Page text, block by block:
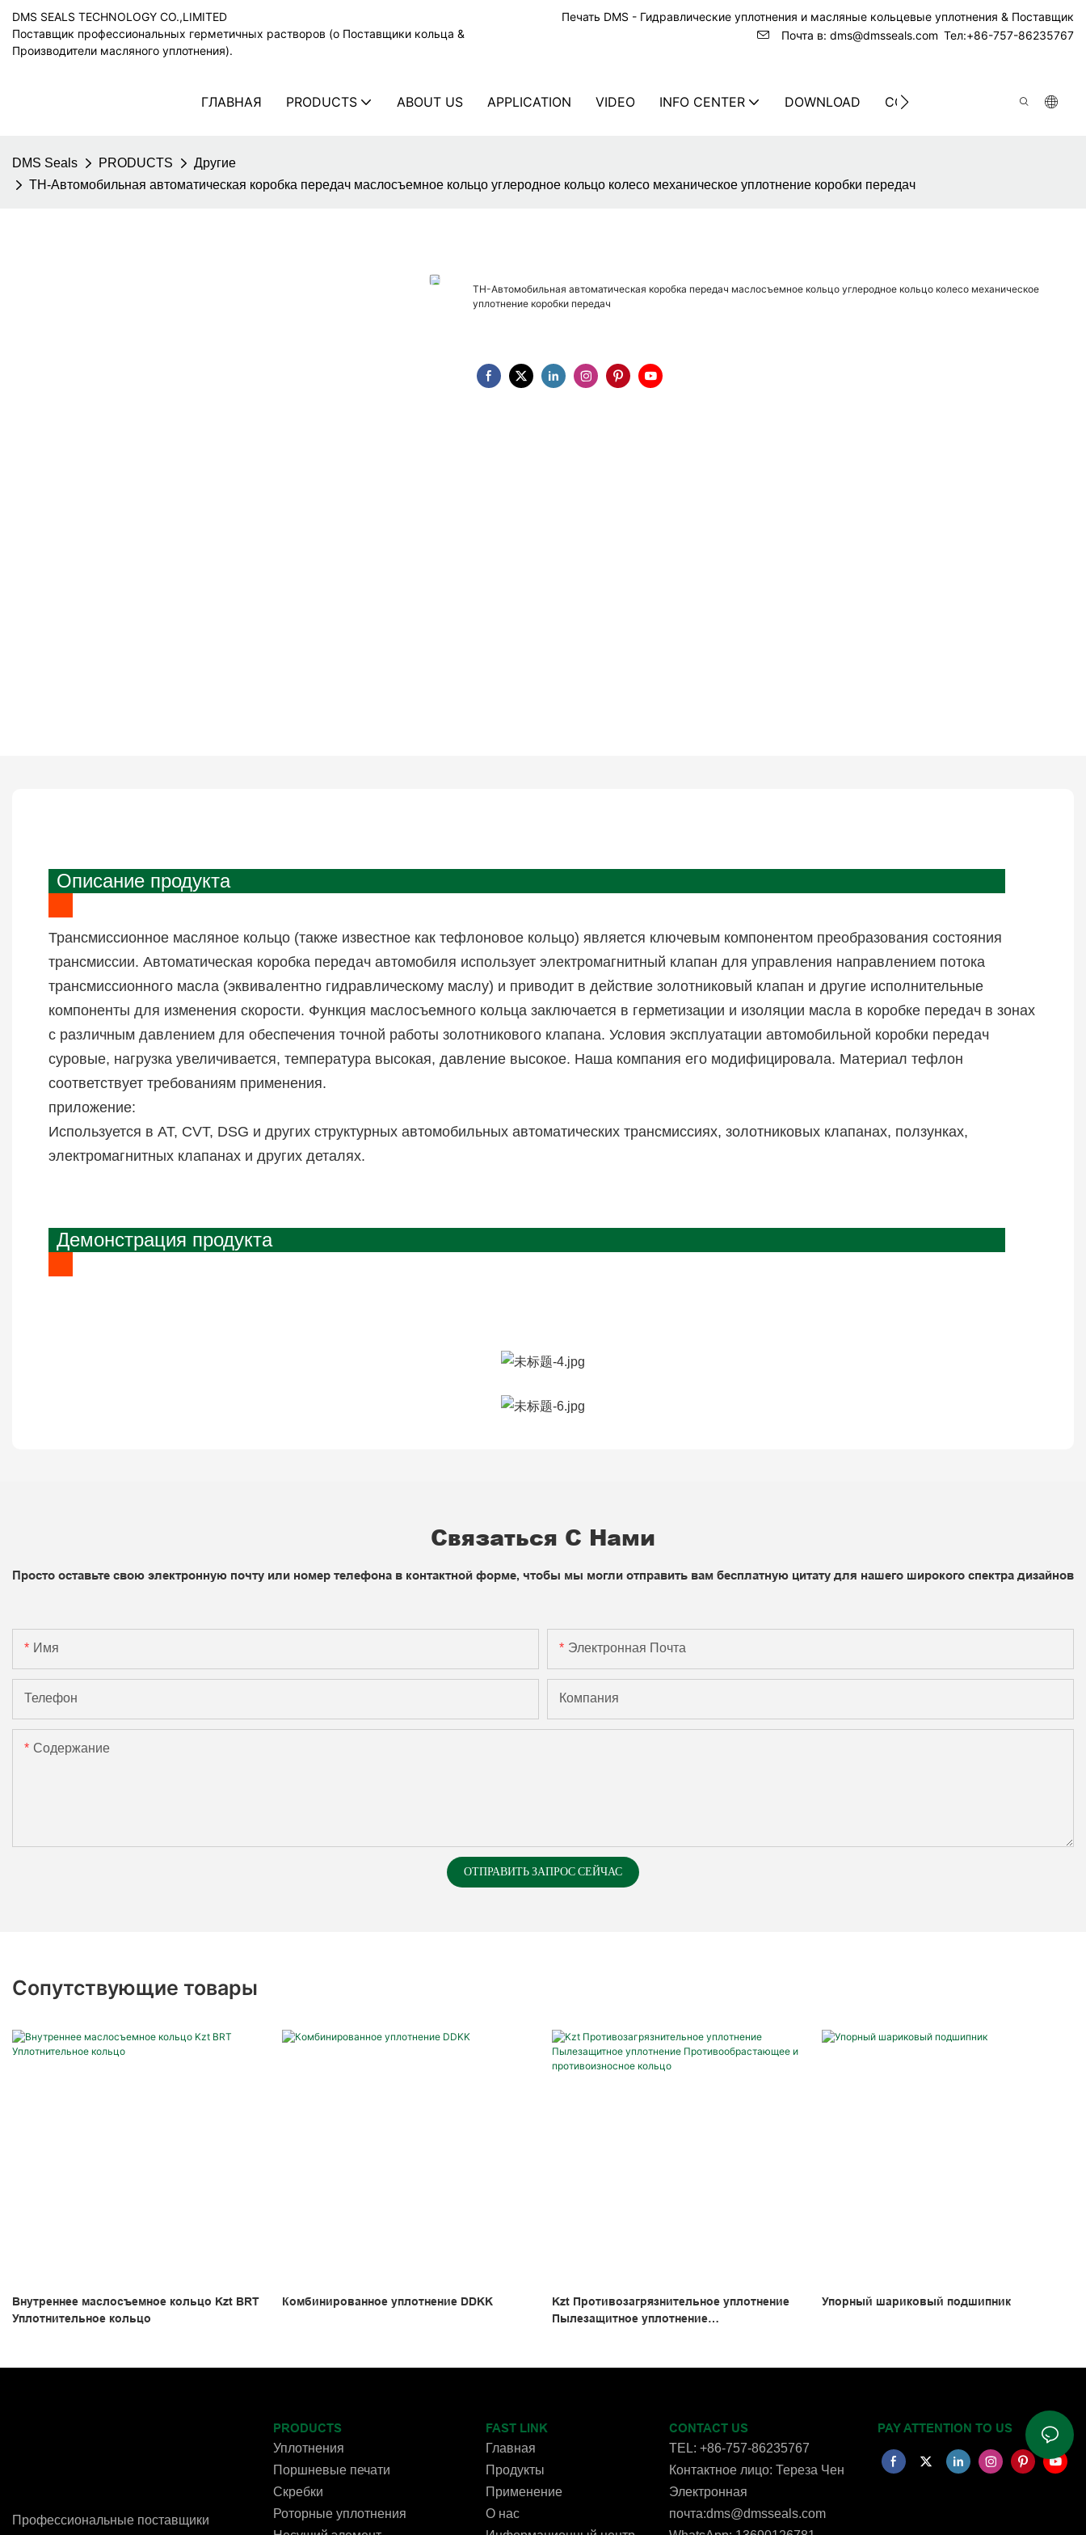
DMS SEALS TECHNOLOGY CO.,LIMITED
Поставщик профессиональных герметичных растворов (o Поставщики кольца &
Производители масляного уплотнения).
Печать DMS - Гидравлические уплотнения и масляные кольцевые уплотнения & Поставщик
Почта в: dms@dmsseals.com Тел:+86-757-86235767
ГЛАВНАЯ PRODUCTS ABOUT US APPLICATION VIDEO INFO CENTER DOWNLOAD CONTACT US
DMS Seals PRODUCTS
Другие
TH-Автомобильная автоматическая коробка передач маслосъемное кольцо углеродное кольцо колесо механическое уплотнение коробки передач
TH-Автомобильная автоматическая коробка передач маслосъемное кольцо углеродное кольцо колесо механическое
уплотнение коробки передач
Описание продукта
Трансмиссионное масляное кольцо (также известное как тефлоновое кольцо) является ключевым компонентом преобразования состояния
трансмиссии. Автоматическая коробка передач автомобиля использует электромагнитный клапан для управления направлением потока
трансмиссионного масла (эквивалентно гидравлическому маслу) и приводит в действие золотниковый клапан и другие исполнительные
компоненты для изменения скорости. Функция маслосъемного кольца заключается в герметизации и изоляции масла в коробке передач в зонах
с различным давлением для обеспечения точной работы золотникового клапана. Условия эксплуатации автомобильной коробки передач
суровые, нагрузка увеличивается, температура высокая, давление высокое. Наша компания его модифицировала. Материал тефлон
соответствует требованиям применения.
приложение:
Используется в AT, CVT, DSG и других структурных автомобильных автоматических трансмиссиях, золотниковых клапанах, ползунках,
электромагнитных клапанах и других деталях.
Демонстрация продукта
Связаться С Нами
Просто оставьте свою электронную почту или номер телефона в контактной форме, чтобы мы могли отправить вам бесплатную цитату для нашего широкого спектра дизайнов
Имя Электронная Почта
Телефон Компания
Содержание
ОТПРАВИТЬ ЗАПРОС СЕЙЧАС
Сопутствующие товары
Внутреннее маслосъемное кольцо Kzt BRT
Уплотнительное кольцо
Комбинированное уплотнение DDKK
Kzt Противозагрязнительное уплотнение
Пылезащитное уплотнение
Упорный шариковый подшипник
Профессиональные поставщики
PRODUCTS
Уплотнения
Поршневые печати
Скребки
Роторные уплотнения
FAST LINK
Главная
Продукты
Применение
О нас
CONTACT US
TEL: +86-757-86235767
Контактное лицо: Тереза ​​Чен
Электронная
почта:dms@dmsseals.com
PAY ATTENTION TO US